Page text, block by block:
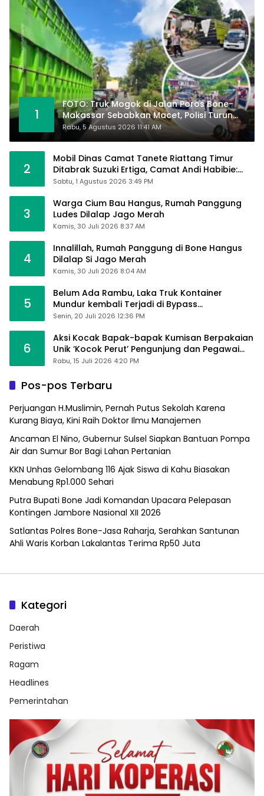
1
FOTO: Truk Mogok di Jalan Poros Bone-
Makassar Sebabkan Macet, Polisi Turun
Tangan
Rabu, 5 Agustus 2026 11:41 AM
2
Mobil Dinas Camat Tanete Riattang Timur
Ditabrak Suzuki Ertiga, Camat Andi Habibie:
Alhamdulillah Saya Baik-Baik Saja
Sabtu, 1 Agustus 2026 3:49 PM
3
Warga Cium Bau Hangus, Rumah Panggung
Ludes Dilalap Jago Merah
Kamis, 30 Juli 2026 8:37 AM
4
Innalillah, Rumah Panggung di Bone Hangus
Dilalap Si Jago Merah
Kamis, 30 Juli 2026 8:04 AM
5
Belum Ada Rambu, Laka Truk Kontainer
Mundur kembali Terjadi di Bypass
Sumpallabbu
Senin, 20 Juli 2026 12:36 PM
6
Aksi Kocak Bapak-bapak Kumisan Berpakaian
Unik ‘Kocok Perut’ Pengunjung dan Pegawai
Alfamart, Ngaku Aktifkan Layar Sentuh Atm
Rabu, 15 Juli 2026 4:20 PM
Pos-pos Terbaru
Perjuangan H.Muslimin, Pernah Putus Sekolah Karena
Kurang Biaya, Kini Raih Doktor Ilmu Manajemen
Ancaman El Nino, Gubernur Sulsel Siapkan Bantuan Pompa
Air dan Sumur Bor Bagi Lahan Pertanian
KKN Unhas Gelombang 116 Ajak Siswa di Kahu Biasakan
Menabung Rp1.000 Sehari
Putra Bupati Bone Jadi Komandan Upacara Pelepasan
Kontingen Jambore Nasional XII 2026
Satlantas Polres Bone-Jasa Raharja, Serahkan Santunan
Ahli Waris Korban Lakalantas Terima Rp50 Juta
Kategori
Daerah
Peristiwa
Ragam
Headlines
Pemerintahan